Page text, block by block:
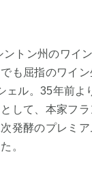
トン州のワイ
も屈指のワイ
ェル。35年前よ
して、本家フ
発酵のプレミ
。